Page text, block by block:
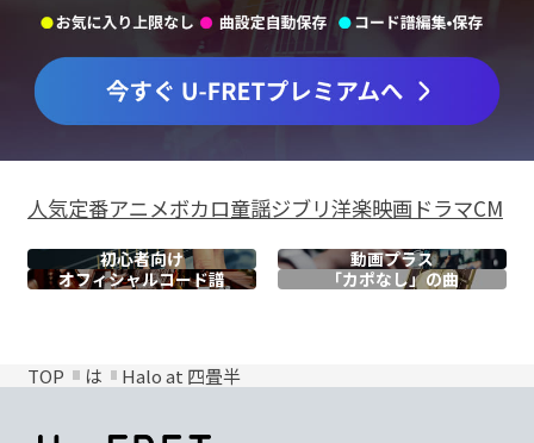
人気定番アニメボカロ童謡ジブリ洋楽映画ドラマCM
初心者向け
動画プラス
オフィシャルコード譜 「カポなし」の曲
TOP は Halo at 四畳半